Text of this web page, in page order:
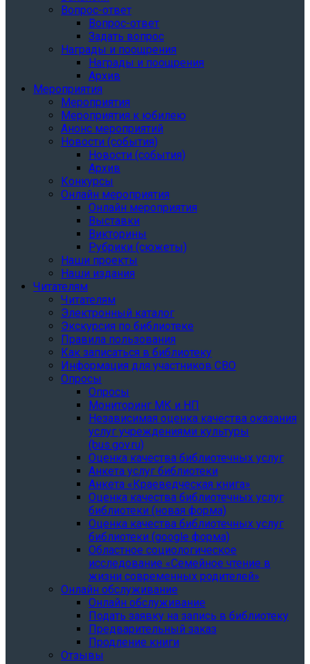
Вопрос-ответ
Вопрос-ответ
Задать вопрос
Награды и поощрения
Награды и поощрения
Архив
Мероприятия
Мероприятия
Мероприятия к юбилею
Анонс мероприятий
Новости (события)
Новости (события)
Архив
Конкурсы
Онлайн мероприятия
Онлайн мероприятия
Выставки
Викторины
Рубрики (сюжеты)
Наши проекты
Наши издания
Читателям
Читателям
Электронный каталог
Экскурсия по библиотеке
Правила пользования
Как записаться в библиотеку
Информация для участников СВО
Опросы
Опросы
Мониторинг МК и НП
Независимая оценка качества оказания
услуг учреждениями культуры
(bus.gov.ru)
Оценка качества библиотечных услуг
Анкета услуг библиотеки
Анкета «Краеведческая книга»
Oценка качества библиотечных услуг
библиотеки (новая форма)
Oценка качества библиотечных услуг
библиотеки (google форма)
Областное социологическое
исследование «Семейное чтение в
жизни современных родителей»
Онлайн обслуживание
Онлайн обслуживание
Подать заявку на запись в библиотеку
Предварительный заказ
Продление книги
Отзывы